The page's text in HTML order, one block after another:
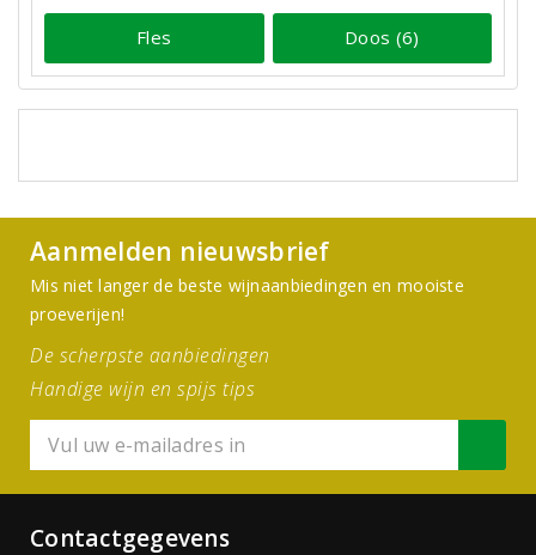
Fles Doos (6)
Aanmelden nieuwsbrief
Mis niet langer de beste wijnaanbiedingen en mooiste
proeverijen!
De scherpste aanbiedingen
Handige wijn en spijs tips
Contactgegevens